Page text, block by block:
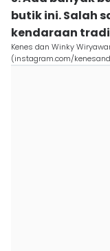
butik ini. Salah
kendaraan
Kenes dan Winky
(instagram.com/